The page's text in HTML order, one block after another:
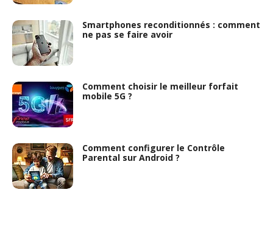
Smartphones reconditionnés : comment
ne pas se faire avoir
Comment choisir le meilleur forfait
mobile 5G ?
Comment configurer le Contrôle
Parental sur Android ?